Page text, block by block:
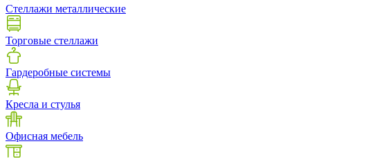
Стеллажи металлические
Торговые стеллажи
Гардеробные системы
Кресла и стулья
Офисная мебель